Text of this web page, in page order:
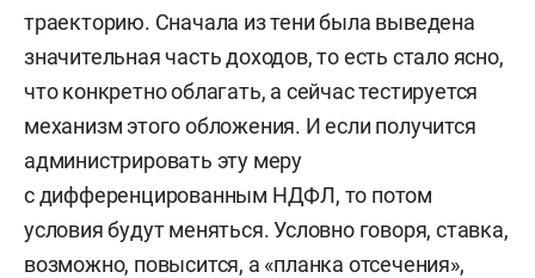
траекторию. Сначала из тени была выведена
значительная часть доходов, то есть стало ясно,
что конкретно облагать, а сейчас тестируется
механизм этого обложения. И если получится
администрировать эту меру
с дифференцированным НДФЛ, то потом
условия будут меняться. Условно говоря, ставка,
возможно, повысится, а «планка отсечения»,